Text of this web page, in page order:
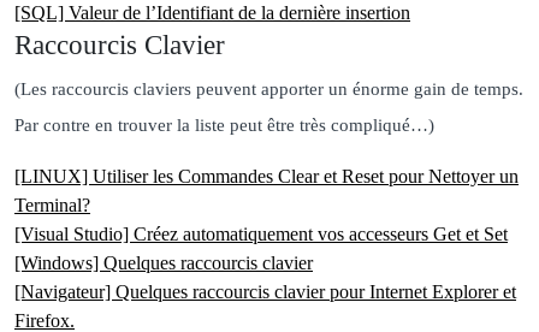
[SQL] Valeur de l’Identifiant de la dernière insertion
Raccourcis Clavier
(Les raccourcis claviers peuvent apporter un énorme gain de temps.
Par contre en trouver la liste peut être très compliqué…)
[LINUX] Utiliser les Commandes Clear et Reset pour Nettoyer un
Terminal?
[Visual Studio] Créez automatiquement vos accesseurs Get et Set
[Windows] Quelques raccourcis clavier
[Navigateur] Quelques raccourcis clavier pour Internet Explorer et
Firefox.